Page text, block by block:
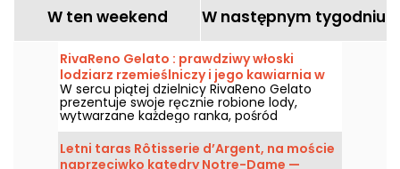
W ten weekend W następnym tygodniu
RivaReno Gelato : prawdziwy włoski
lodziarz rzemieślniczy i jego kawiarnia w
Dzielnicy Łacińskiej
W sercu piątej dzielnicy RivaReno Gelato
prezentuje swoje ręcznie robione lody,
wytwarzane każdego ranka, pośród
wybornych włoskich specjałów, sorbetów
owocowych i strefy coffee shop. Niezwykle
popularna lodziarnia w tej okolicy!
Letni taras Rôtisserie d’Argent, na moście
naprzeciwko katedry Notre-Dame —